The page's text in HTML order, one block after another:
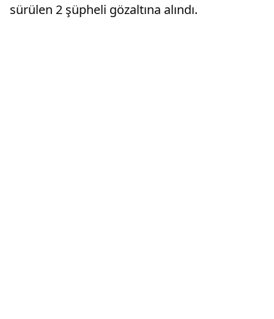
sürülen 2 şüpheli gözaltına alındı.